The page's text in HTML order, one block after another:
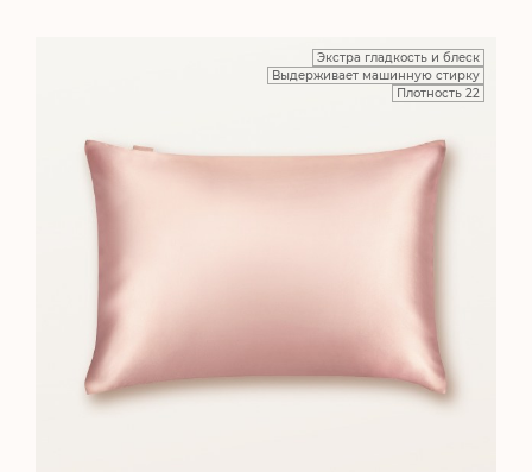
Экстра гладкость и блеск
Выдерживает машинную стирку
Плотность 22